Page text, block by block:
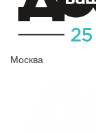
Москва